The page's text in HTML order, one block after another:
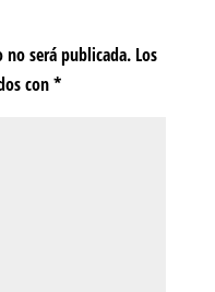
no será publicada. Los
con*